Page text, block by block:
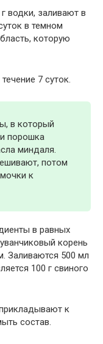
водки, заливают в
в темном
которую
7 суток.
в который
порошка
миндаля.
потом
к
в равных
корень
Заливаются 500 мл
100 г свиного
к
состав.